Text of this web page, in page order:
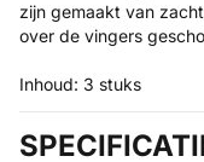
zijn gemaakt van
over de vingers
Inhoud: 3 stuks